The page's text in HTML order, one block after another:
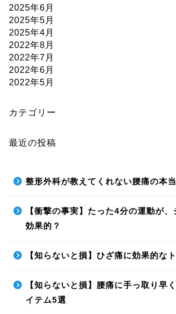
2025年6月
2025年5月
2025年4月
2022年8月
2022年7月
2022年6月
2022年5月
カテゴリー
最近の投稿
整形外科が教えてくれない腰痛の本
【衝撃の事実】たった4分の運動が
効果的？
【知らないと損】ひざ痛に効果的な
【知らないと損】腰痛に手っ取り早
イテム5選